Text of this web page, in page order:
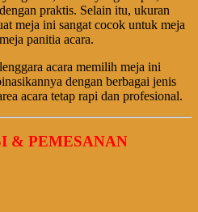
praktis. Selain itu, ukuran
meja ini sangat cocok untuk meja
panitia acara.
acara memilih meja ini
dengan berbagai jenis
acara tetap rapi dan profesional.
& PEMESANAN